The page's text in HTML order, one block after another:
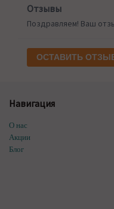
Отзывы
Поздравляем! Ваш
ОСТАВИТЬ
Навигация
О нас
Акции
Блог